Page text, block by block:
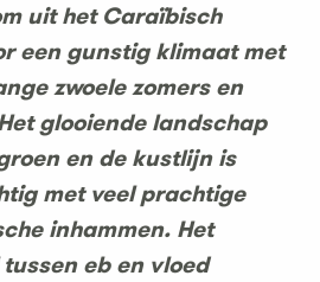
uit het Caraïbisch
een gunstig klimaat met
zwoele zomers en
glooiende landschap
en de kustlijn is
met veel prachtige
inhammen. Het
eb en vloed